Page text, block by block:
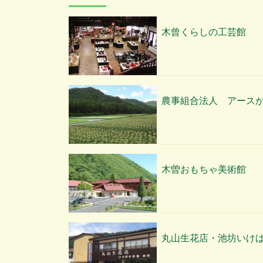
木曾くらしの工芸館
農事組合法人 アース
木曽おもちゃ美術館
丸山生花店・池坊いけ